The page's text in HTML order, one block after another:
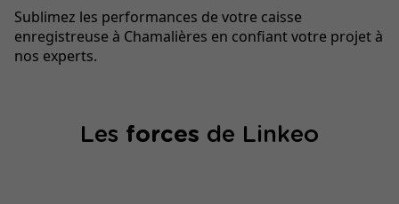
Sublimez les performances de votre caisse
enregistreuse à Chamalières en confiant votre projet à
nos experts.
Les forces de Linkeo